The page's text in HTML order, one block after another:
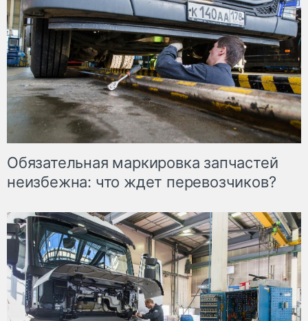
Обязательная маркировка запчастей
неизбежна: что ждет перевозчиков?